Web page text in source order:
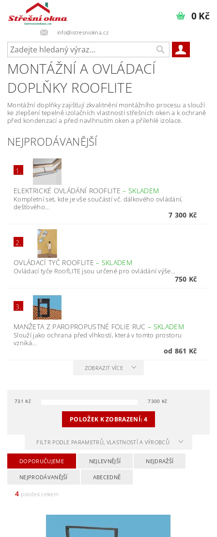
info@istresniokna.cz
0 Kč
MONTÁŽNÍ A OVLÁDACÍ
DOPLŇKY ROOFLITE
Montážní doplňky zajišťují zkvalitnění montážního procesu a slouží
ke zlepšení tepelně izolačních vlastností střešních oken a k ochraně
před kondenzací a před navlhnutím oken a přilehlé izolace.
NEJPRODÁVANĚJŠÍ
1.
ELEKTRICKÉ OVLÁDÁNÍ ROOFLITE–SKLADEM
Kompletní set, kde je vše součástí vč. dálkového ovládání,
dešťového...
7 300 Kč
2.
OVLÁDACÍ TYČ ROOFLITE– SKLADEM
Ovládací tyče RoofLITE jsou určené pro ovládání výše...
750 Kč
3.
MANŽETA Z PAROPROPUSTNÉ FOLIE RUC– SKLADEM
Slouží jako ochrana před vlhkostí, která v tomto prostoru
vzniká...
od 861 Kč
ZOBRAZIT VÍCE
731 Kč 7300 Kč
POLOŽEK K ZOBRAZENÍ: 4
FILTR PODLE PARAMETRŮ, VLASTNOSTÍ A VÝROBCŮ
DOPORUČUJEME NEJLEVNĚJŠÍ NEJDRAŽŠÍ
NEJPRODÁVANĚJŠÍ ABECEDNĚ
4 položek celkem